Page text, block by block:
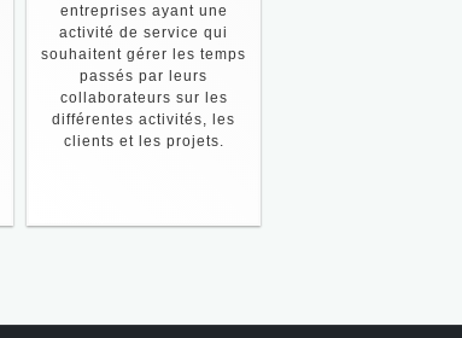
entreprises ayant une
activité de service qui
souhaitent gérer les temps
passés par leurs
collaborateurs sur les
différentes activités, les
clients et les projets.